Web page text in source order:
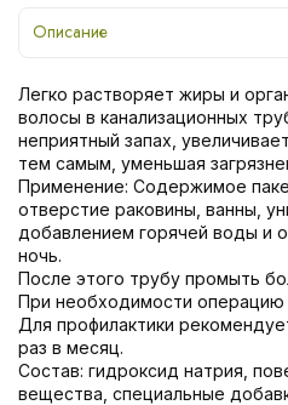
Описание
Легко растворяет жиры и
волосы в канализационных
неприятный запах,
тем самым, уменьшая
Применение: Содержимое
отверстие раковины, ванны,
добавлением горячей воды и
ночь.
После этого трубу промыть
При необходимости операцию
Для профилактики
раз в месяц.
Состав: гидроксид натрия,
вещества, специальные